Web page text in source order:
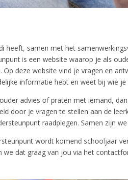
heeft, samen met het
is een website waarop je als
Op deze website vind je vragen en
informatie hebt en weet bij wie je
advies of praten met iemand,
door je vragen te stellen aan de
raadplegen. Samen zijn
wordt komend schooljaar
we dat graag van jou via het